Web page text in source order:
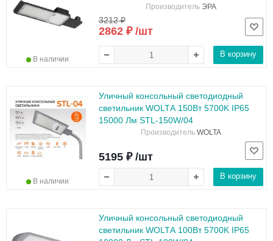
Производитель ЭРА
В наличии
3212 ₽
2862 ₽ /шт
В корзину
Уличный консольный светодиодный
светильник WOLTА 150Вт 5700K IP65
15000 Лм STL-150W/04
Производитель WOLTA
В наличии
5195 ₽ /шт
В корзину
Уличный консольный светодиодный
светильник WOLTА 100Вт 5700K IP65